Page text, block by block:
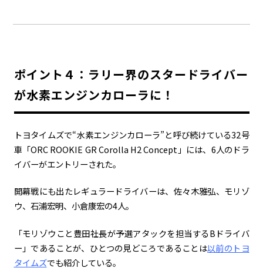
ポイント４：ラリー界のスタードライバー
が水素エンジンカローラに！
トヨタイムズで“水素エンジンカローラ”と呼び続けている32号
車「ORC ROOKIE GR Corolla H2 Concept 」には、 6人のドラ
イバーがエントリーされた。
開幕戦にも出たレギュラードライバーは、佐々木雅弘、モリゾ
ウ、石浦宏明、小倉康宏の4人。
「モリゾウこと豊田社長が予選アタックを担当するB ドライバ
ー」であることが、ひとつの見どころであることは以前のトヨ
タイムズでも紹介している。